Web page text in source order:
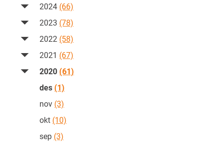
2024 (66)
2023 (78)
2022 (58)
2021 (67)
2020 (61)
des (1)
nov (3)
okt (10)
sep (3)